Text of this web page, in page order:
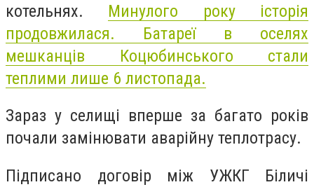
котельнях. Минулого року історія
продовжилася. Батареї в оселях
мешканців Коцюбинського стали
теплими лише 6 листопада.
Зараз у селищі вперше за багато років
почали замінювати аварійну теплотрасу.
Підписано договір між УЖКГ Біличі